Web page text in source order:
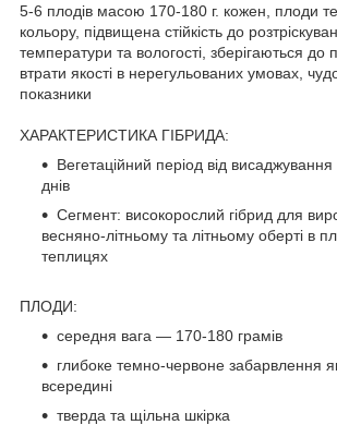
5-6 плодів масою 170-180 г. кожен, плоди
кольору, підвищена стійкість до
температури та вологості, зберігаються до
втрати якості в нерегульованих умовах,
показники
ХАРАКТЕРИСТИКА ГІБРИДА:
Вегетаційний період від
днів
Сегмент: високорослий гібрид для
весняно-літньому та літньому оберті в
теплицях
ПЛОДИ:
середня вага — 170-180 грамів
глибоке темно-червоне забарвлення як
всередині
тверда та щільна шкірка